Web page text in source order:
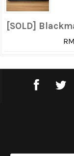
[SOLD]